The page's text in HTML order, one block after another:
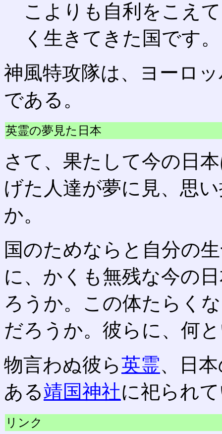
こよりも自利をこえ
く生きてきた国です。
神風特攻隊は、ヨーロ
である。
英霊の夢見た日本
さて、果たして今の日
げた人達が夢に見、思
か。
国のためならと自分の
に、かくも無残な今の
ろうか。この体たらく
だろうか。彼らに、何
物言わぬ彼ら英霊、日
ある靖国神社に祀られ
リンク